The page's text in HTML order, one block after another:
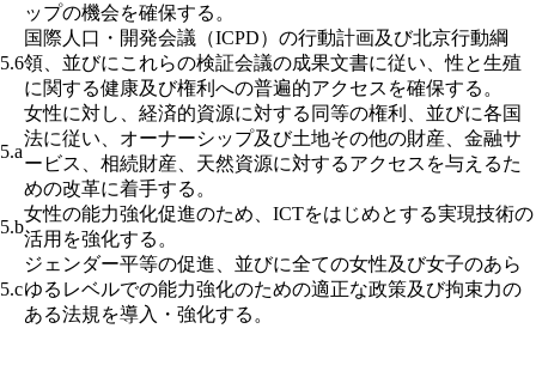
ップの機会を確保する。
5.6
国際人口・開発会議（ICPD）の行動計画及び北京行動綱
領、並びにこれらの検証会議の成果文書に従い、性と生殖
に関する健康及び権利への普遍的アクセスを確保する。
5.a
女性に対し、経済的資源に対する同等の権利、並びに各国
法に従い、オーナーシップ及び土地その他の財産、金融サ
ービス、相続財産、天然資源に対するアクセスを与えるた
めの改革に着手する。
5.b
女性の能力強化促進のため、ICTをはじめとする実現技術の
活用を強化する。
5.c
ジェンダー平等の促進、並びに全ての女性及び女子のあら
ゆるレベルでの能力強化のための適正な政策及び拘束力の
ある法規を導入・強化する。